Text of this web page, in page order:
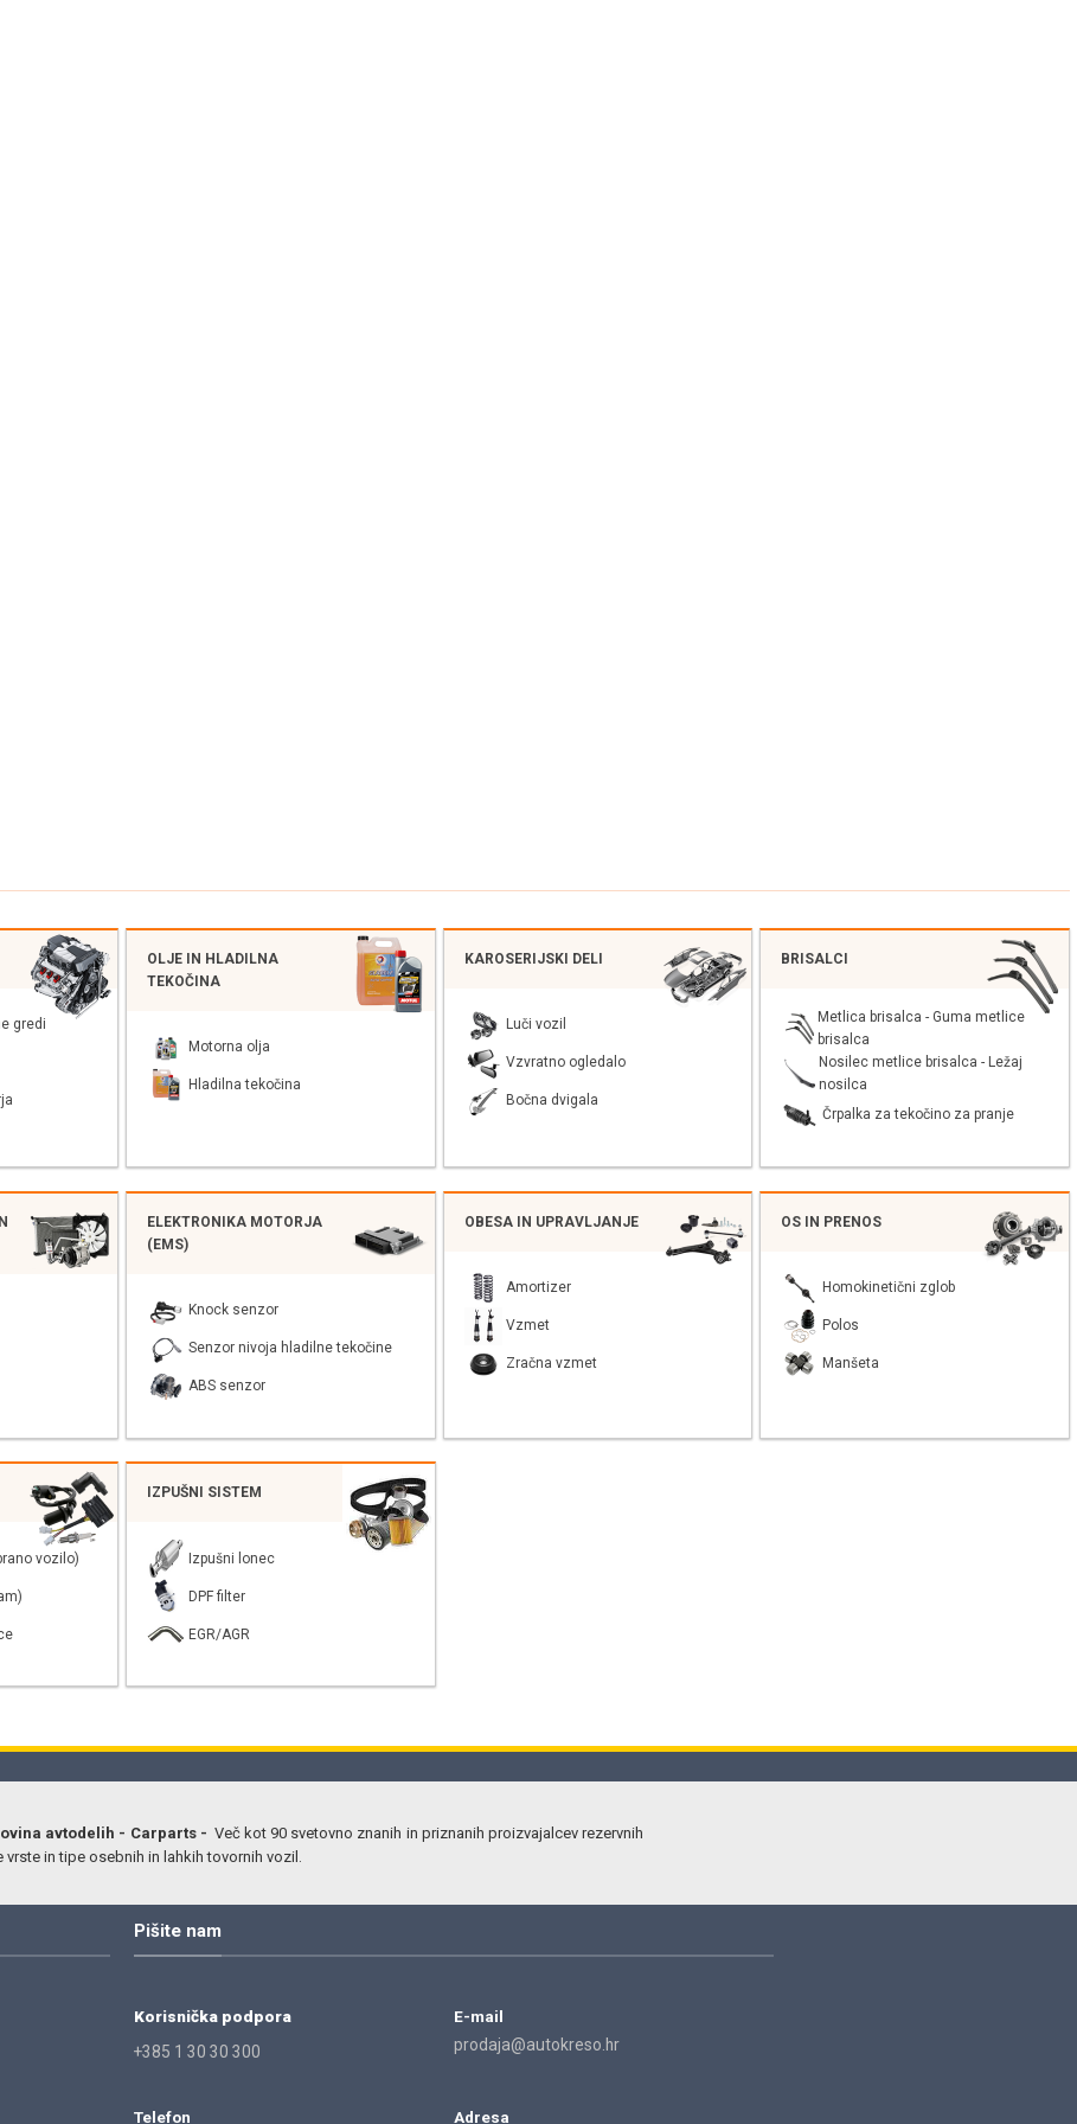
gredi
OLJE IN HLADILNA
TEKOČINA
Motorna olja
Hladilna tekočina
KAROSERIJSKI DELI
Luči vozil
Vzvratno ogledalo
Bočna dvigala
BRISALCI
Metlica brisalca - Guma metlice
brisalca
Nosilec metlice brisalca - Ležaj
nosilca
Črpalka za tekočino za pranje
ELEKTRONIKA MOTORJA
(EMS)
Knock senzor
Senzor nivoja hladilne tekočine
ABS senzor
OBESA IN UPRAVLJANJE
Amortizer
Vzmet
Zračna vzmet
OS IN PRENOS
Homokinetični zglob
Polos
Manšeta
vozilo)
IZPUŠNI SISTEM
Izpušni lonec
DPF filter
EGR/AGR
avtodelih - Carparts - Več kot 90 svetovno znanih in priznanih proizvajalcev rezervnih
vrste in tipe osebnih in lahkih tovornih vozil.
Pišite nam
Korisnička podpora
+385 1 30 30 300
E-mail
prodaja@autokreso.hr
Telefon Adresa